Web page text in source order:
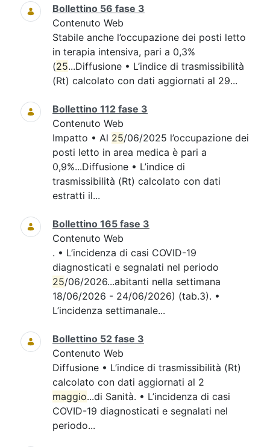
Bollettino 56 fase 3
Contenuto Web
Stabile anche l’occupazione dei posti letto
in terapia intensiva, pari a 0,3%
(25...Diffusione • L’indice di trasmissibilità
(Rt) calcolato con dati aggiornati al 29...
Bollettino 112 fase 3
Contenuto Web
Impatto • Al 25/06/2025 l’occupazione dei
posti letto in area medica è pari a
0,9%...Diffusione • L’indice di
trasmissibilità (Rt) calcolato con dati
estratti il...
Bollettino 165 fase 3
Contenuto Web
. • L’incidenza di casi COVID-19
diagnosticati e segnalati nel periodo
25/06/2026...abitanti nella settimana
18/06/2026 - 24/06/2026) (tab.3). •
L’incidenza settimanale...
Bollettino 52 fase 3
Contenuto Web
Diffusione • L’indice di trasmissibilità (Rt)
calcolato con dati aggiornati al 2
maggio...di Sanità. • L’incidenza di casi
COVID-19 diagnosticati e segnalati nel
periodo...